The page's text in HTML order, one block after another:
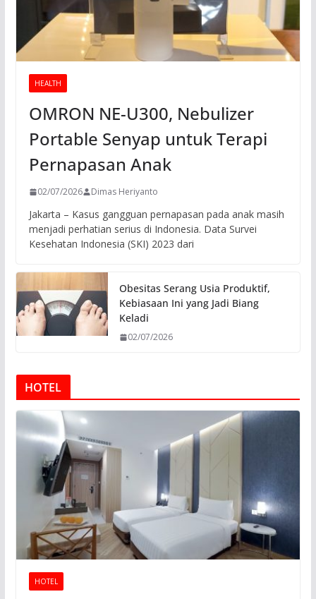
HEALTH
OMRON NE-U300, Nebulizer
Portable Senyap untuk Terapi
Pernapasan Anak
02/07/2026 Dimas Heriyanto
Jakarta – Kasus gangguan pernapasan pada anak masih
menjadi perhatian serius di Indonesia. Data Survei
Kesehatan Indonesia (SKI) 2023 dari
Obesitas Serang Usia Produktif,
Kebiasaan Ini yang Jadi Biang
Keladi
02/07/2026
HOTEL
HOTEL